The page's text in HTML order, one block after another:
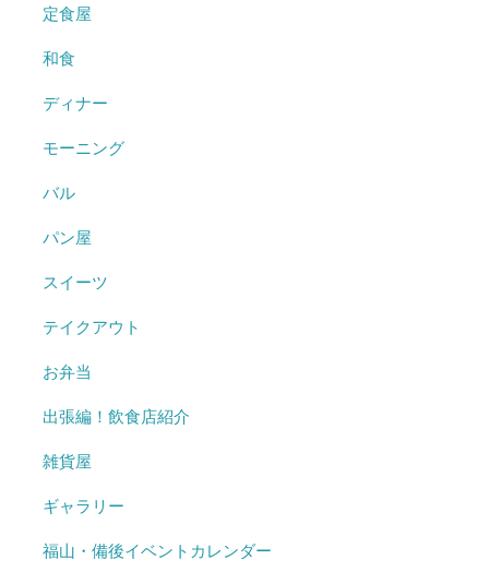
定食屋
和食
ディナー
モーニング
バル
パン屋
スイーツ
テイクアウト
お弁当
出張編！飲食店紹介
雑貨屋
ギャラリー
福山・備後イベントカレンダー